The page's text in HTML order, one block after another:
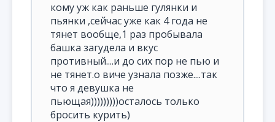
кому уж как раньше гулянки и
пьянки ,сейчас уже как 4 года не
тянет вообще,1 раз пробывала
башка загудела и вкус
противный....и до сих пор не пью и
не тянет.о виче узнала позже....так
что я девушка не
пьющая)))))))))осталось только
бросить курить)